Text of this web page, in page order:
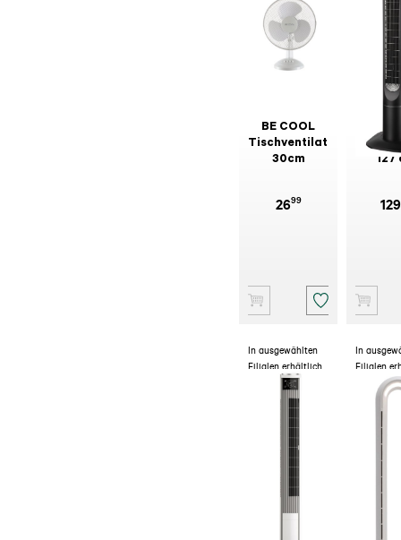
BE COOL
Tischventilator
30cm
2699
127
129
In ausgewählten
Filialen erhältlich
In
Filialen